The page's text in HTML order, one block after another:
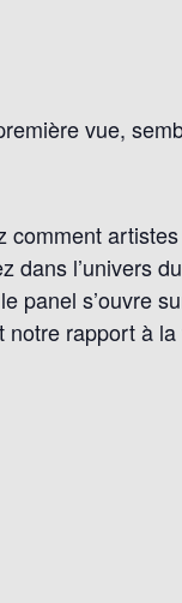
vue,
comment
dans l’univers
panel s’ouvre
notre rapport à